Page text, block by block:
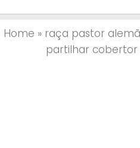
Home » raça pastor
partilhar